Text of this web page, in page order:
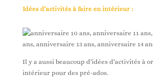
Idées d’activités à faire en intérieur :
Il y a aussi beaucoup d’idées d’activités à
intérieur pour des pré-ados.